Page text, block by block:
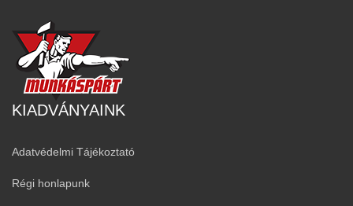
KIADVÁNYAINK
Adatvédelmi Tájékoztató
Régi honlapunk